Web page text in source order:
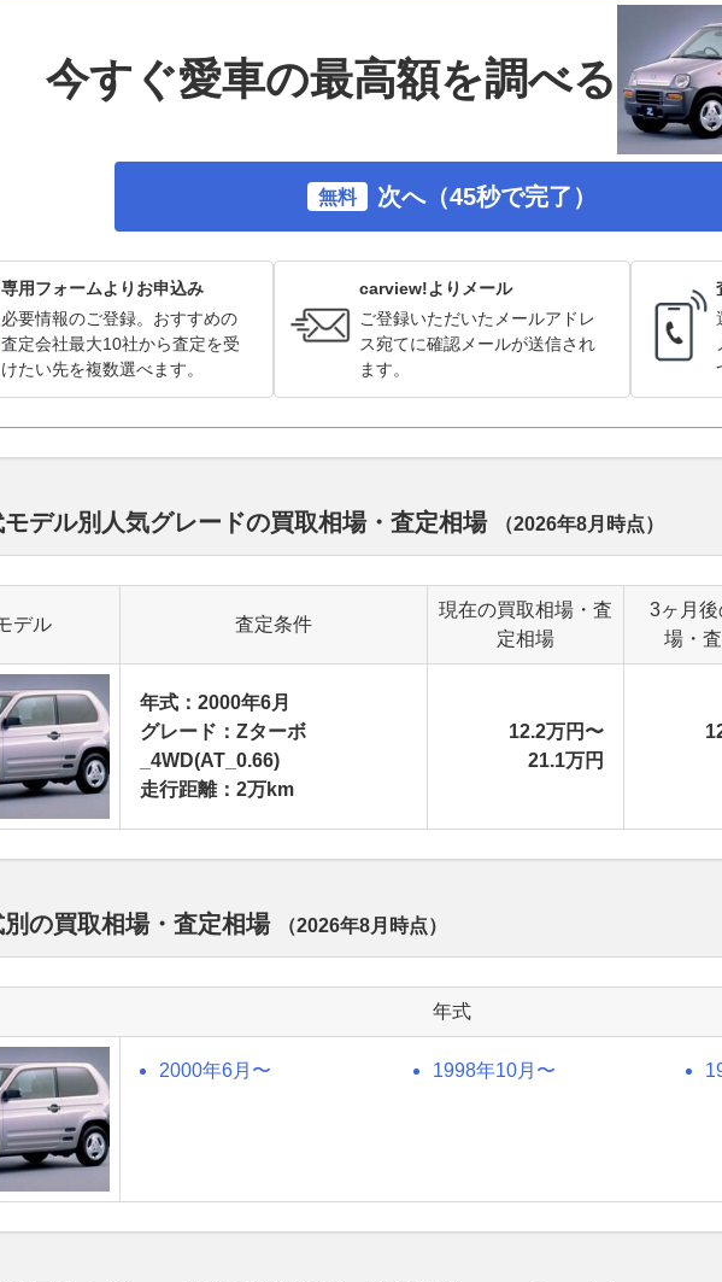
今すぐ愛車の最高額を調べる
無料 次へ（45秒で完了）
専用フォームよりお申込み
必要情報のご登録。おすすめの
査定会社最大10社から査定を受
けたい先を複数選べます。
carview!よりメール
ご登録いただいたメールアドレ
ス宛てに確認メールが送信され
ます。
デル別人気グレードの買取相場・査定相場 （2026年8月 時点）
デル 査定条件
現在の買取相場・査
定相場
3ヶ月
場・
年式：2000年6月
グレード：Zターボ
_4WD(AT_0.66)
走行距離：2万km
12.2万円〜
21.1万円
の買取相場・査定相場 （2026年8月 時点）
年式
2000年6月〜 1998年10月〜